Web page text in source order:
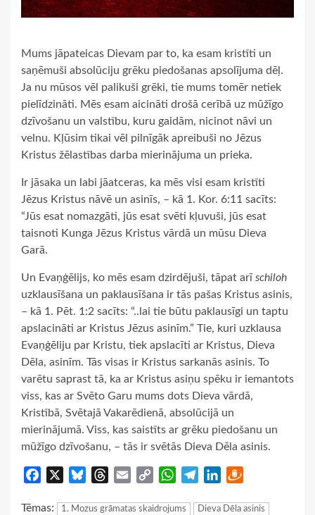
Mums jāpateicas Dievam par to, ka esam kristīti un
saņēmuši absolūciju grēku piedošanas apsolījuma dēļ.
Ja nu mūsos vēl palikuši grēki, tie mums tomēr netiek
pielīdzināti. Mēs esam aicināti drošā cerībā uz mūžīgo
dzīvošanu un valstību, kuru gaidām, nicinot nāvi un
velnu. Kļūsim tikai vēl pilnīgāk apreibuši no Jēzus
Kristus žēlastības darba mierinājuma un prieka.
Ir jāsaka un labi jāatceras, ka mēs visi esam kristīti
Jēzus Kristus nāvē un asinīs, – kā 1. Kor. 6:11 sacīts:
“Jūs esat nomazgāti, jūs esat svēti kļuvuši, jūs esat
taisnoti Kunga Jēzus Kristus vārdā un mūsu Dieva
Garā.
Un Evaņģēlijs, ko mēs esam dzirdējuši, tāpat arīschiloh
uzklausīšana un paklausīšana ir tās pašas Kristus asinis,
– kā 1. Pēt. 1:2 sacīts: “..lai tie būtu paklausīgi un taptu
apslacināti ar Kristus Jēzus asinīm.” Tie, kuri uzklausa
Evaņģēliju par Kristu, tiek apslacīti ar Kristus, Dieva
Dēla, asinīm. Tās visas ir Kristus sarkanās asinis. To
varētu saprast tā, ka ar Kristus asiņu spēku ir iemantots
viss, kas ar Svēto Garu mums dots Dieva vārdā,
Kristībā, Svētajā Vakarēdienā, absolūcijā un
mierinājumā. Viss, kas saistīts ar grēku piedošanu un
mūžīgo dzīvošanu, – tās ir svētās Dieva Dēla asinis.
Facebook BlueskyThreads
Email
Copy
WhatsApp
TelegramLinkedIn
Tēmas: 1. Mozus grāmatas skaidrojums
Dieva Dēla asinis